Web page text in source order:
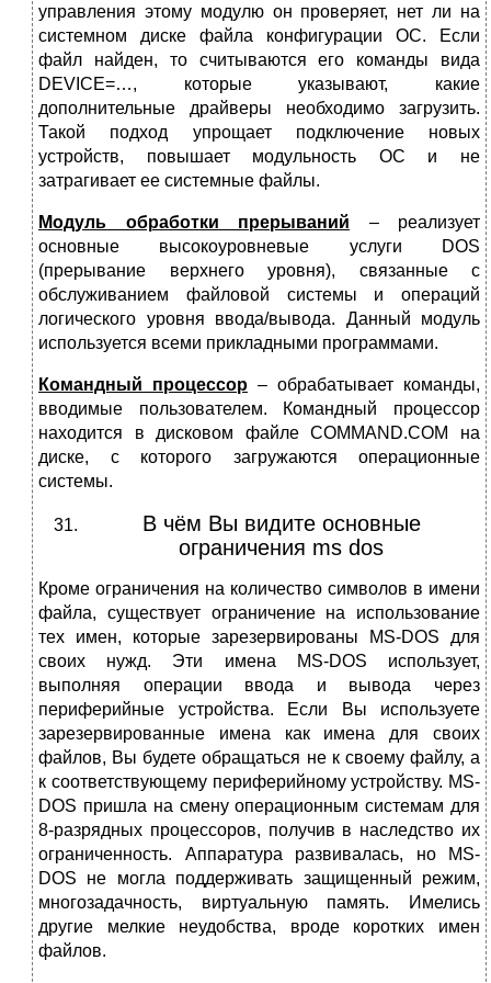
управления этому модулю он проверяет, нет ли на
системном диске файла конфигурации ОС. Если
файл найден, то считываются его команды вида
DEVICE=…, которые указывают, какие
дополнительные драйверы необходимо загрузить.
Такой подход упрощает подключение новых
устройств, повышает модульность ОС и не
затрагивает ее системные файлы.
Модуль обработки прерываний
– реализует
основные высокоуровневые услуги DOS
(прерывание верхнего уровня), связанные с
обслуживанием файловой системы и операций
логического уровня ввода/вывода. Данный модуль
используется всеми прикладными программами.
Командный процессор – обрабатывает команды,
вводимые пользователем. Командный процессор
находится в дисковом файле COMMAND.COM на
диске, с которого загружаются операционные
системы.
В чём Вы видите основные
ограничения ms dos
Кроме ограничения на количество символов в имени
файла, существует ограничение на использование
тех имен, которые зарезервированы MS-DOS для
своих нужд. Эти имена MS-DOS использует,
выполняя операции ввода и вывода через
периферийные устройства. Если Вы используете
зарезервированные имена как имена для своих
файлов, Вы будете обращаться не к своему файлу, а
к соответствующему периферийному устройству. MS-
DOS пришла на смену операционным системам для
8-разрядных процессоров, получив в наследство их
ограниченность. Аппаратура развивалась, но MS-
DOS не могла поддерживать защищенный режим,
многозадачность, виртуальную память. Имелись
другие мелкие неудобства, вроде коротких имен
файлов.